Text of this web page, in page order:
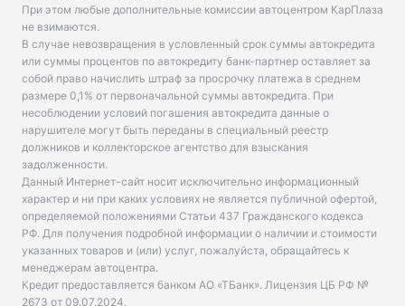
При этом любые дополнительные комиссии автоцентром КарПлаза
не взимаются.
В случае невозвращения в условленный срок суммы автокредита
или суммы процентов по автокредиту банк-партнер оставляет за
собой право начислить штраф за просрочку платежа в среднем
размере 0,1% от первоначальной суммы автокредита. При
несоблюдении условий погашения автокредита данные о
нарушителе могут быть переданы в специальный реестр
должников и коллекторское агентство для взыскания
задолженности.
Данный Интернет-сайт носит исключительно информационный
характер и ни при каких условиях не является публичной офертой,
определяемой положениями Статьи 437 Гражданского кодекса
РФ. Для получения подробной информации о наличии и стоимости
указанных товаров и (или) услуг, пожалуйста, обращайтесь к
менеджерам автоцентра.
Кредит предоставляется банком АО «ТБанк». Лицензия ЦБ РФ №
2673 от 09.07.2024.